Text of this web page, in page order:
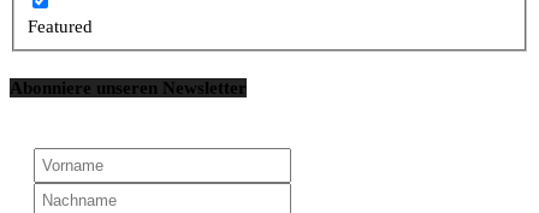
Featured
Abonniere unseren Newsletter